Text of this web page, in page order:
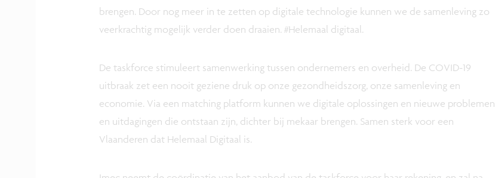
brengen. Door nog meer in te zetten op digitale technologie kunnen we de samenleving zo
veerkrachtig mogelijk verder doen draaien. #Helemaal digitaal.
De taskforce stimuleert samenwerking tussen ondernemers en overheid. De COVID-19
uitbraak zet een nooit geziene druk op onze gezondheidszorg, onze samenleving en
economie. Via een matching platform kunnen we digitale oplossingen en nieuwe problemen
en uitdagingen die ontstaan zijn, dichter bij mekaar brengen. Samen sterk voor een
Vlaanderen dat Helemaal Digitaal is.